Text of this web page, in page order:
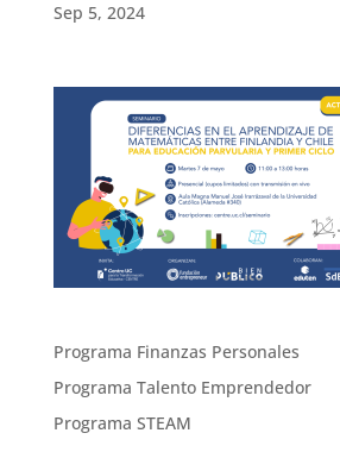
Sep 5, 2024
Programa Finanzas Personales
Programa Talento Emprendedor
Programa STEAM